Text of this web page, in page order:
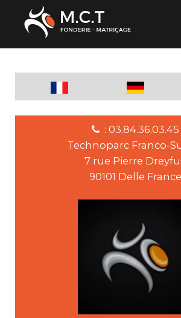
: 03.84.36.03.45
Technoparc Franco-
7 rue Pierre
90101 Delle France